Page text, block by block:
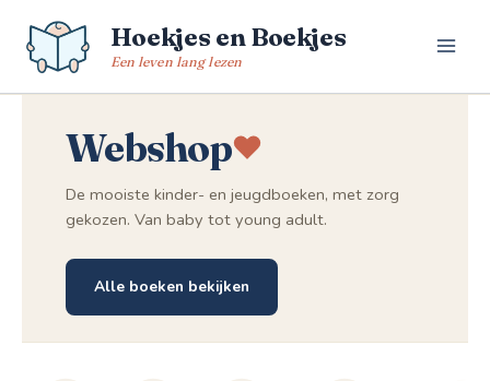
naar
Hoekjes en Boekjes
Een leven lang lezen
Webshop
De mooiste kinder- en jeugdboeken, met zorg
gekozen. Van baby tot young adult.
Alle boeken bekijken